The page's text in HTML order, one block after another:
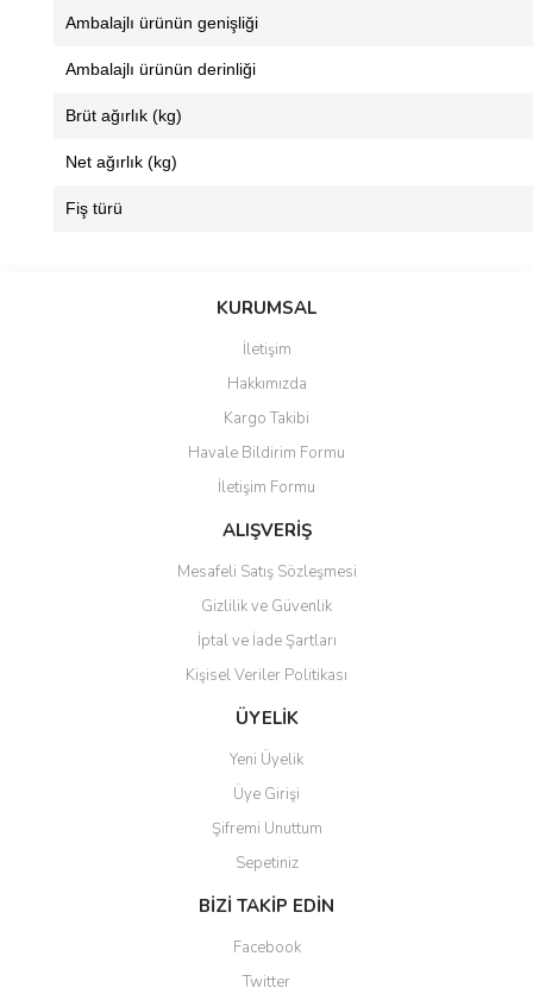
Ambalajlı ürünün genişliği
Ambalajlı ürünün derinliği
Brüt ağırlık (kg)
Net ağırlık (kg)
Fiş türü
Bu ürüne ilk yorumu siz yapın!
Ürün resmi kalitesiz, bozuk veya görüntülenemiyor.
Ürün açıklamasında eksik bilgiler bulunuyor.
Ürün bilgilerinde hatalar bulunuyor.
Ürün fiyatı diğer sitelerden daha pahalı.
Bu ürüne benzer farklı alternatifler olmalı.
Gönder
KURUMSAL
İletişim
Hakkımızda
Kargo Takibi
Havale Bildirim Formu
İletişim Formu
ALIŞVERİŞ
Mesafeli Satış Sözleşmesi
Gizlilik ve Güvenlik
İptal ve İade Şartları
Kişisel Veriler Politikası
ÜYELİK
Yeni Üyelik
Üye Girişi
Şifremi Unuttum
Sepetiniz
BİZİ TAKİP EDİN
Facebook
Twitter